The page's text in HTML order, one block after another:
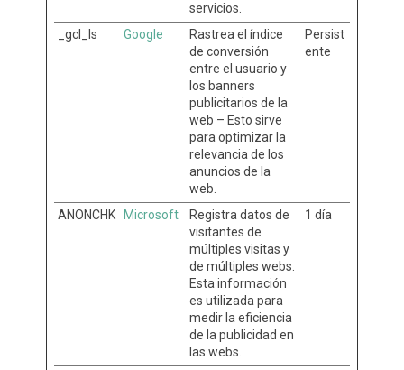
servicios.
_gcl_ls Google
Rastrea el índice
de conversión
entre el usuario y
los banners
publicitarios de la
web – Esto sirve
para optimizar la
relevancia de los
anuncios de la
web.
Persist
ente
ANONCHK Microsoft
Registra datos de
visitantes de
múltiples visitas y
de múltiples webs.
Esta información
es utilizada para
medir la eficiencia
de la publicidad en
las webs.
1 día